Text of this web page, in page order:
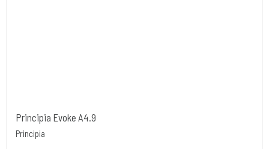
Principia Evoke A4.9
Principia